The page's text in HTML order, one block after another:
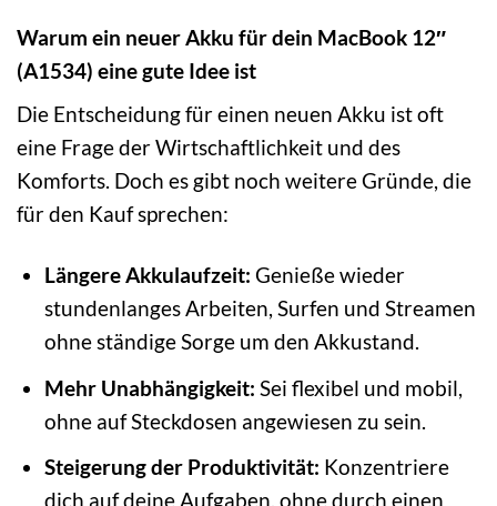
Warum ein neuer Akku für dein MacBook 12″
(A1534) eine gute Idee ist
Die Entscheidung für einen neuen Akku ist oft
eine Frage der Wirtschaftlichkeit und des
Komforts. Doch es gibt noch weitere Gründe, die
für den Kauf sprechen:
Längere Akkulaufzeit: Genieße wieder
stundenlanges Arbeiten, Surfen und Streamen
ohne ständige Sorge um den Akkustand.
Mehr Unabhängigkeit: Sei flexibel und mobil,
ohne auf Steckdosen angewiesen zu sein.
Steigerung der Produktivität: Konzentriere
dich auf deine Aufgaben, ohne durch einen